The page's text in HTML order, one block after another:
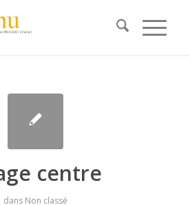
centre
dans Non classé